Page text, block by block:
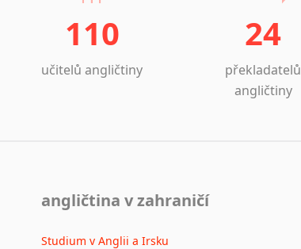
110
učitelů angličtiny
24
překladatelů
angličtiny
angličtina v zahraničí
Studium v Anglii a Irsku